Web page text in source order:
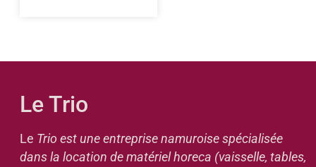
Le Trio
Le Trio est une entreprise namuroise spécialisée
dans la location de matériel horeca (vaisselle, tables,